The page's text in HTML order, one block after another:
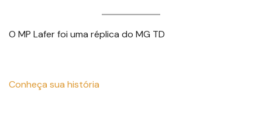
O MP Lafer foi uma réplica do MG TD
Conheça sua história